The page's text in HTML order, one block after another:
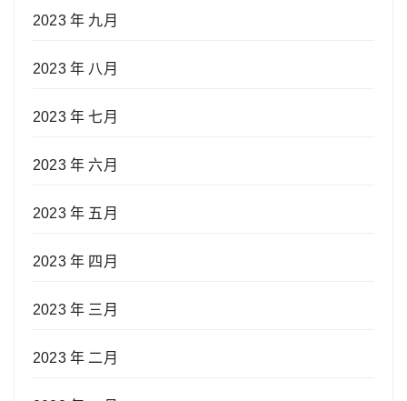
2023 年 九月
2023 年 八月
2023 年 七月
2023 年 六月
2023 年 五月
2023 年 四月
2023 年 三月
2023 年 二月